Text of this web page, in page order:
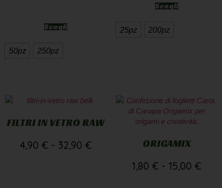
Scegli
50pz 250pz
Scegli
25pz 200pz
FILTRI IN VETRO RAW
4,90 € - 32,90 € ORIGAMIX
1,80 € - 15,00 €